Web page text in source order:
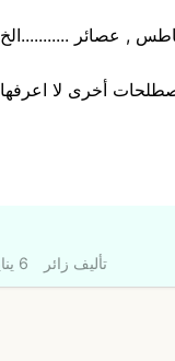
, عصائر ...........الخ
أخرى لا اعرفها
تأليف زائر 6 يناير 2020